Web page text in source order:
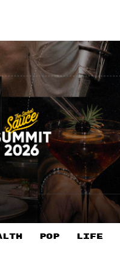
POP LIFE